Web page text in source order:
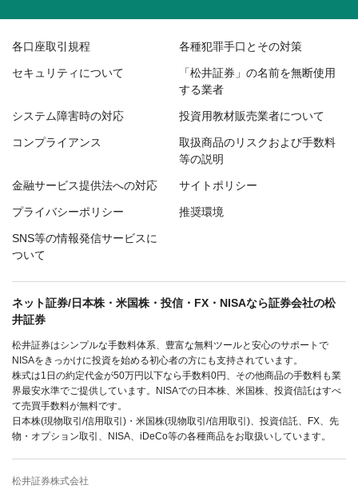
各口座取引規程 各種犯罪手口とその対策
セキュリティについて
「松井証券」の名前を無断使用
する業者
システム障害時の対応 投資用教材販売業者について
コンプライアンス
取扱商品のリスクおよび手数料
等の説明
金融サービス提供法への対応 サイトポリシー
プライバシーポリシー 推奨環境
SNS等の情報発信サービスに
ついて
ネット証券/日本株・米国株・投信・FX・NISAなら証券会社の松
井証券
松井証券はシンプルな手数料体系、豊富な無料ツールと安心のサポートで
NISAをきっかけに投資を始める初心者の方にも支持されています。
株式は1日の約定代金が50万円以下なら手数料0円、その他商品の手数料も業
界最安水準でご提供しています。NISAでの日本株、米国株、投資信託はすべ
て売買手数料が無料です。
日本株(現物取引/信用取引)・米国株(現物取引/信用取引)、投資信託、FX、先
物・オプション取引、NISA、iDeCo等の各種商品をお取扱いしています。
松井証券株式会社